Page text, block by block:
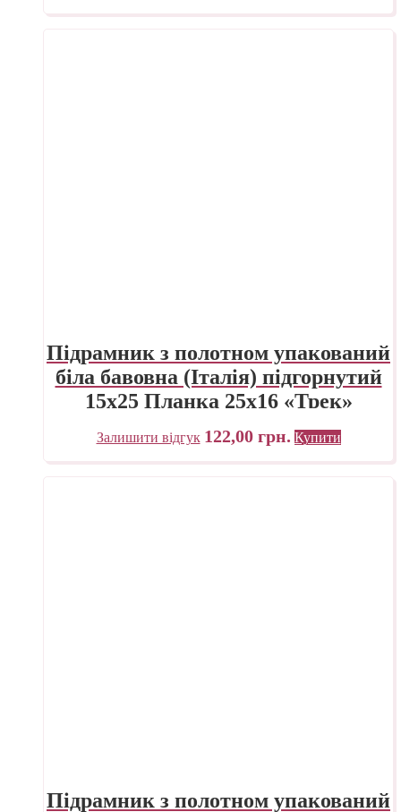
Підрамник з полотном упакований
біла бавовна (Італія) підгорнутий
15х25 Планка 25х16 «Трек»
Україна
Залишити відгук 122,00 грн. Купити
Підрамник з полотном упакований